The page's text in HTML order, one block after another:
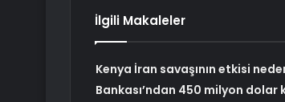
İlgili Makaleler
Kenya İran savaşının etkisi
Bankası’ndan 450 milyon dolar